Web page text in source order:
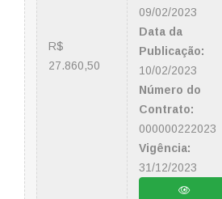
R$
27.860,50
09/02/2023
Data da
Publicação:
10/02/2023
Número do
Contrato:
000000222023
Vigência:
31/12/2023